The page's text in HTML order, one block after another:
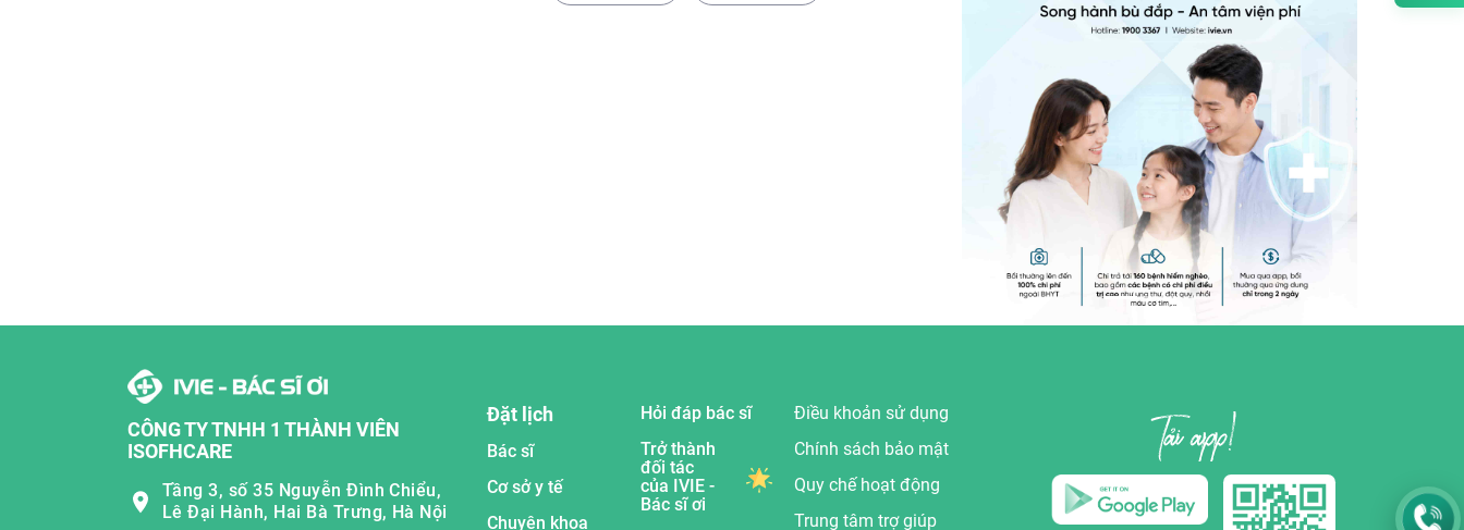
CÔNG TY TNHH 1 THÀNH VIÊN
ISOFHCARE
Tầng 3, số 35 Nguyễn Đình Chiểu,
Lê Đại Hành, Hai Bà Trưng, Hà Nội
Đặt lịch
Bác sĩ
Cơ sở y tế
Chuyên khoa
Hỏi đáp bác sĩ
Trở thành
đối tác
của IVIE -
Bác sĩ ơi
Điều khoản sử dụng
Chính sách bảo mật
Quy chế hoạt động
Trung tâm trợ giúp